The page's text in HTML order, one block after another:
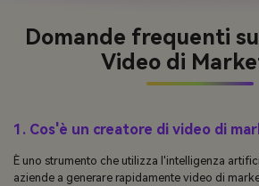
Domande frequenti su
Video di
1. Cos'è un creatore di video di
È uno strumento che utilizza l'intelligenza
aziende a generare rapidamente video di